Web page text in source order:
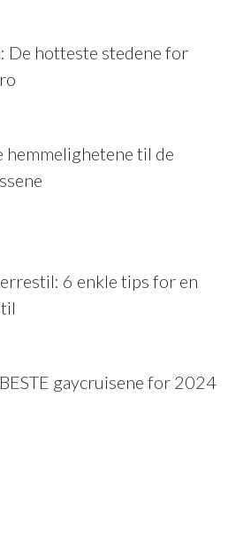
De hotteste stedene for
hemmelighetene til de
6 enkle tips for en
gaycruisene for 2024